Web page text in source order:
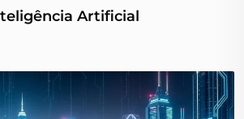
Artificial